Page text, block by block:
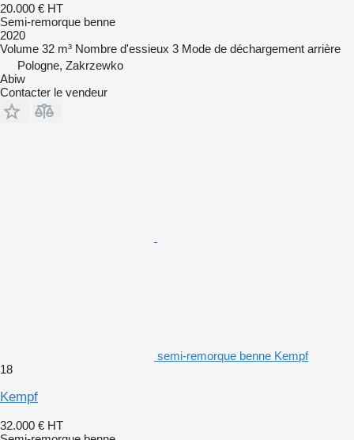
20.000 € HT
Semi-remorque benne
2020
Volume 32 m³ Nombre d'essieux 3 Mode de déchargement arrière
Pologne, Zakrzewko
Abiw
Contacter le vendeur
semi-remorque benne Kempf
18
Kempf
32.000 € HT